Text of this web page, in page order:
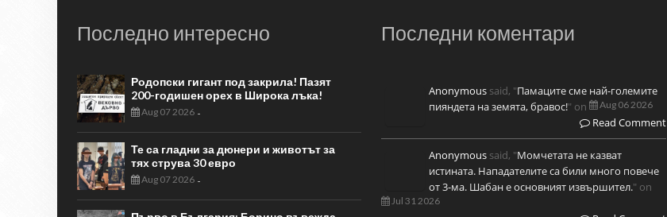
Последно интересно
Родопски гигант под закрила! Пазят
200-годишен орех в Широка лъка!
Aug 07 2026 -
Те са гладни за дюнери и животът за
тях струва 30 евро
Aug 07 2026 -
Последни коментари
Anonymous said, "Памаците сме най-големите
пияндета на земята, бравос!" on Aug 06 2026
Read Comment
Anonymous said, "Момчетата не казват
истината. Нападателите са били много повече
от 3-ма. Шабан е основният извършител." on
Jul 31 2026